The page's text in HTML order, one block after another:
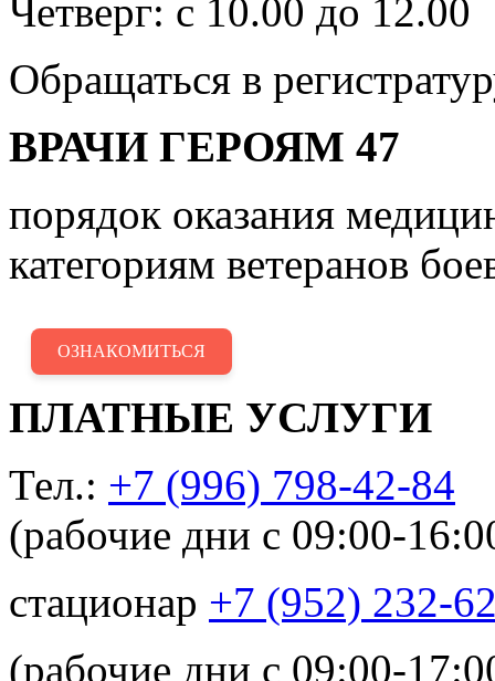
Четверг: с 10.00 до 12.00
Обращаться в
ВРАЧИ ГЕРОЯМ 47
порядок оказания
категориям ветеранов
ОЗНАКОМИТЬСЯ
ПЛАТНЫЕ УСЛУГИ
Тел.: +7 (996) 798-42-84
(рабочие дни с 09:00-
стационар +7 (952) 232-
(рабочие дни с 09:00-